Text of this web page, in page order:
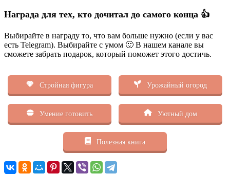
Награда для тех, кто дочитал до самого конца 👍
Выбирайте в награду то, что вам больше нужно (если у вас
есть Telegram). Выбирайте с умом 🙂 В нашем канале вы
сможете забрать подарок, который поможет этого достичь.
Стройная фигура Урожайный огород
Умение готовить Уютный дом
Полезная книга